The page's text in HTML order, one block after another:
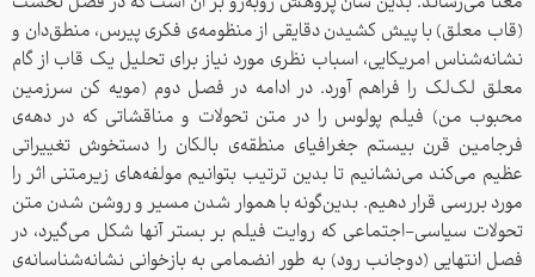
(قاب معلق) با پیش کشیدن دقایقی از منظومه‌ی فکری پیرس، منطق‌دان و
نشانه‌شناس امریکایی، اسباب نظری مورد نیاز برای تحلیل یک قاب از گام
معلق لک‌لک را فراهم آورد. در ادامه در فصل دوم (مویه کن سرزمین
محبوب من) فیلم پولوس را در متن تحولات و مناقشاتی که در دهه‌ی
فرجامین قرن بیستم جغرافیای منطقه‌ی بالکان را دستخوش تغییراتی
عظیم می‌کند می‌نشانیم تا بدین ترتیب بتوانیم مولفه‌های زیرمتنی اثر را
مورد بررسی قرار دهیم. بدین‌گونه با هموار شدن مسیر و روشن شدن متن
تحولات سیاسی-اجتماعی که روایت فیلم بر بستر آنها شکل می‌گیرد، در
فصل انتهایی (دوجانب رود) به طور انضمامی به بازخوانی نشانه‌شناسانه‌ی